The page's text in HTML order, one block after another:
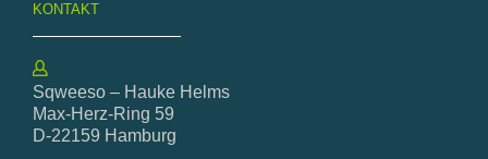
KONTAKT
Sqweeso – Hauke Helms
Max-Herz-Ring 59
D-22159 Hamburg